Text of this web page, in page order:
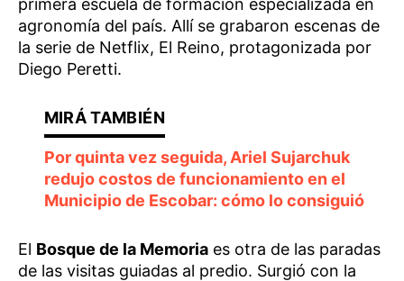
agronomía del país. Allí se grabaron escenas de
la serie de Netflix, El Reino, protagonizada por
Diego Peretti.
Por quinta vez seguida, Ariel Sujarchuk
redujo costos de funcionamiento en el
Municipio de Escobar: cómo lo consiguió
El Bosque de la Memoria es otra de las paradas
de las visitas guiadas al predio. Surgió con la